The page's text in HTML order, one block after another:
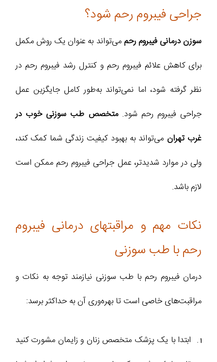
جراحی فیبروم رحم شود؟
سوزن درمانی فیبروم رحممی‌تواند به عنوان یک روش مکمل
برای کاهش علائم فیبروم رحم و کنترل رشد فیبروم رحم در
نظر گرفته شود، اما نمی‌تواند به‌طور کامل جایگزین عمل
جراحی فیبروم رحم شود.متخصص طب سوزنی خوب در
غرب تهران می‌تواند به بهبود کیفیت زندگی شما کمک کند،
ولی در موارد شدیدتر، عمل جراحی فیبروم رحم ممکن است
لازم باشد.
نکات مهم و مراقبتهای درمانی فیبروم
رحم با طب سوزنی
درمان فیبروم رحم با طب سوزنی نیازمند توجه به نکات و
مراقبت‌های خاصی است تا بهره‌وری آن به حداکثر برسد:
ابتدا با یک پزشک متخصص زنان و زایمان مشورت کنید